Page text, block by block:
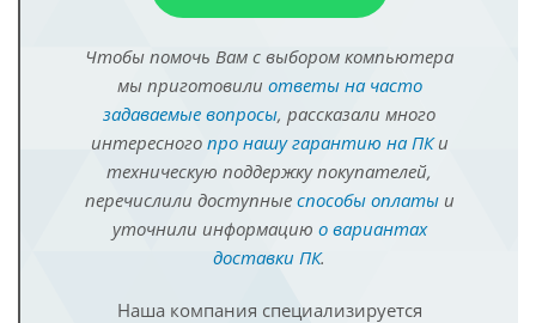
Чтобы помочь Вам с выбором компьютера
мы приготовили ответы на часто
задаваемые вопросы, рассказали много
интересного про нашу гарантию на ПКи
техническую поддержку покупателей,
перечислили доступные способы оплатыи
уточнили информацию о вариантах
доставки ПК.
Наша компания специализируется